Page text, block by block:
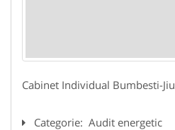
Cabinet Individual Bumbesti-Jiu
Categorie: Audit energetic